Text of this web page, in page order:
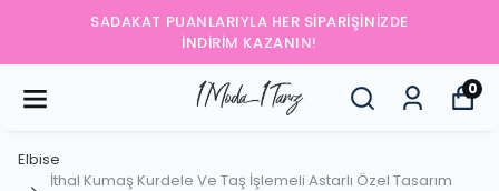
SADAKAT PUANLARIYLA HER SIPARIŞINIZDE
İNDIRIM KAZANIN!
0
Elbise
İthal Kumaş Kurdele Ve Taş İşlemeli Astarlı Özel Tasarım